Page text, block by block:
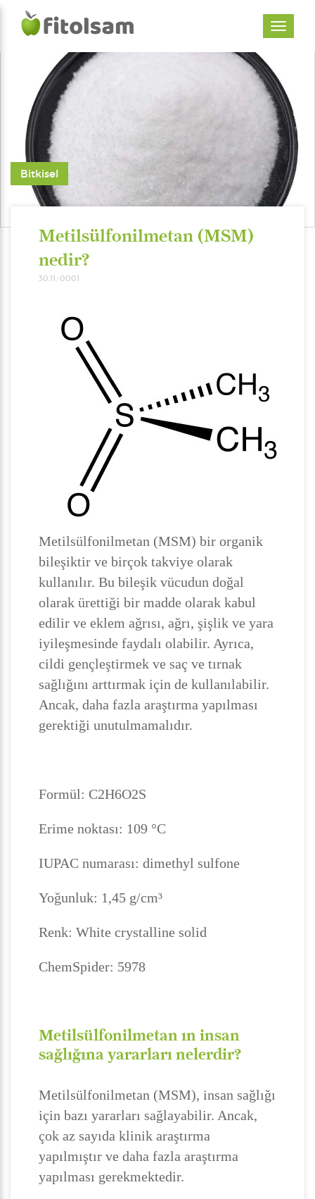
Bitkisel
Metilsülfonilmetan (MSM)
nedir?
30.11.-0001
Metilsülfonilmetan (MSM) bir organik
bileşiktir ve birçok takviye olarak
kullanılır. Bu bileşik vücudun doğal
olarak ürettiği bir madde olarak kabul
edilir ve eklem ağrısı, ağrı, şişlik ve yara
iyileşmesinde faydalı olabilir. Ayrıca,
cildi gençleştirmek ve saç ve tırnak
sağlığını arttırmak için de kullanılabilir.
Ancak, daha fazla araştırma yapılması
gerektiği unutulmamalıdır.
Formül: C2H6O2S
Erime noktası: 109 °C
IUPAC numarası: dimethyl sulfone
Yoğunluk: 1,45 g/cm³
Renk: White crystalline solid
ChemSpider: 5978
Metilsülfonilmetan ın insan
sağlığına yararları nelerdir?
Metilsülfonilmetan (MSM), insan sağlığı
için bazı yararları sağlayabilir. Ancak,
çok az sayıda klinik araştırma
yapılmıştır ve daha fazla araştırma
yapılması gerekmektedir.